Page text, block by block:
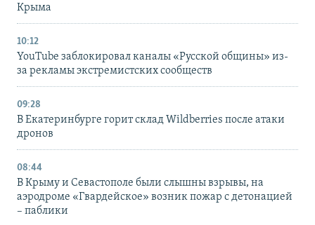
Крыма
10:12
YouTube заблокировал каналы «Русской общины» из-
за рекламы экстремистских сообществ
09:28
В Екатеринбурге горит склад Wildberries после атаки
дронов
08:44
В Крыму и Севастополе были слышны взрывы, на
аэродроме «Гвардейское» возник пожар с детонацией
– паблики